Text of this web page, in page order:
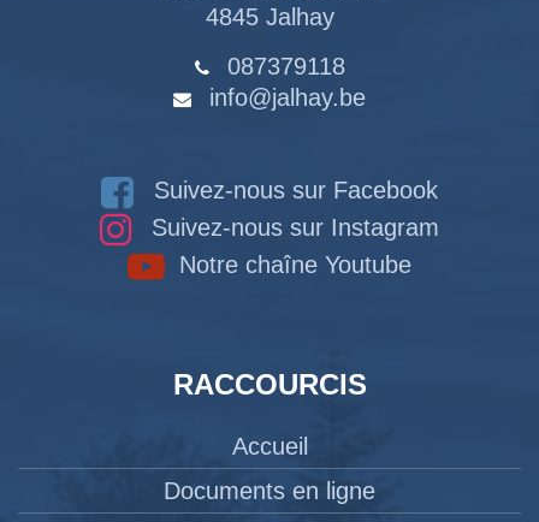
4845 Jalhay
087379118
info@jalhay.be
Suivez-nous sur Facebook
Suivez-nous sur Instagram
Notre chaîne Youtube
RACCOURCIS
Accueil
Documents en ligne